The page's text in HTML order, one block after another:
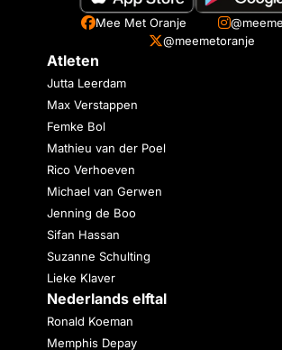
Mee Met Oranje
@meemetoranje
Atleten
Jutta Leerdam
Max Verstappen
Femke Bol
Mathieu van der Poel
Rico Verhoeven
Michael van Gerwen
Jenning de Boo
Sifan Hassan
Suzanne Schulting
Lieke Klaver
Nederlands elftal
Ronald Koeman
Memphis Depay